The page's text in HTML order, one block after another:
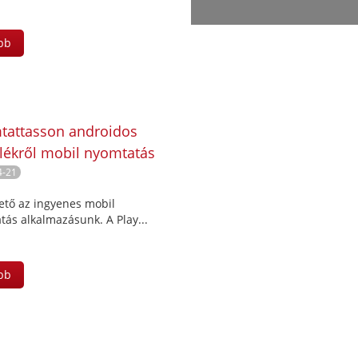
androidos
mobil nyomtatás
21
az ingyenes mobil
alkalmazásunk. A Play...